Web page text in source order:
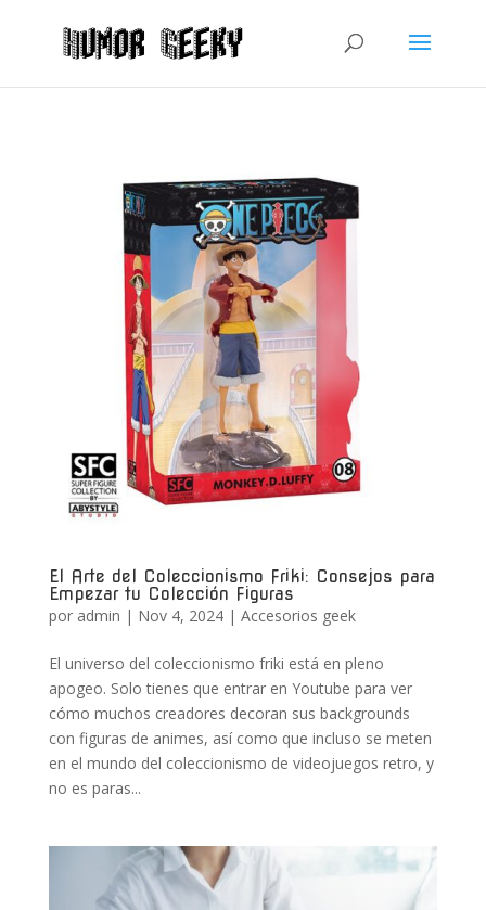
El Arte del Coleccionismo Friki: Consejos para
Empezar tu Colección Figuras
por admin | Nov 4, 2024| Accesorios geek
El universo del coleccionismo friki está en pleno
apogeo. Solo tienes que entrar en Youtube para ver
cómo muchos creadores decoran sus backgrounds
con figuras de animes, así como que incluso se meten
en el mundo del coleccionismo de videojuegos retro, y
no es paras...